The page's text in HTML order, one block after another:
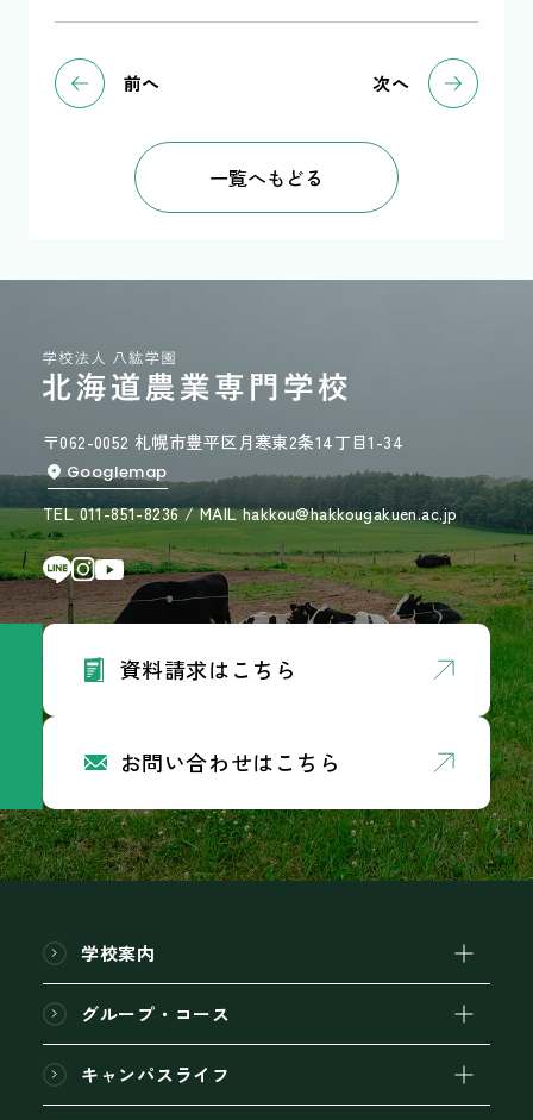
前へ
一覧へもどる
次へ
〒062-0052 札幌市豊平区月寒東2条14丁目1-34
Googlemap
TEL 011-851-8236 / MAIL hakkou@hakkougakuen.ac.jp
資料請求はこちら
お問い合わせはこちら
学校案内
グループ・コース
キャンパスライフ